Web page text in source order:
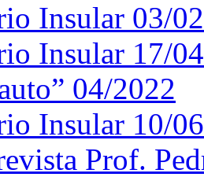
Insular 03/
Insular 17/
04/2022
Insular 10/
Prof.